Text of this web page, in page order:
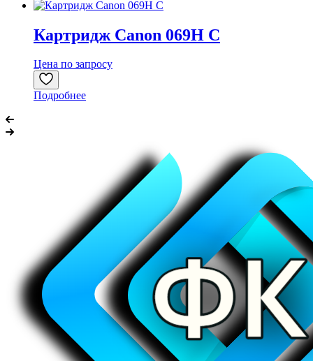
Картридж Canon 069H C
Цена по запросу
Подробнее